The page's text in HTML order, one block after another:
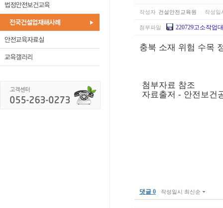
작성자 건설안전교육원 작성일
첨부파일 220729고소작업
충북 소재 위험 수목
첨부자료 참조
자료출저 - 안전보건
댓글 0 작성일시 최신순